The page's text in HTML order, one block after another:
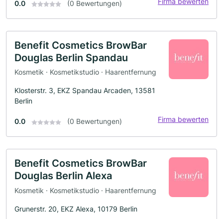
0.0 (0 Bewertungen)
Benefit Cosmetics BrowBar
Douglas Berlin Spandau
Kosmetik · Kosmetikstudio · Haarentfernung
Klosterstr. 3, EKZ Spandau Arcaden, 13581
Berlin
0.0 (0 Bewertungen) Firma bewerten
Benefit Cosmetics BrowBar
Douglas Berlin Alexa
Kosmetik · Kosmetikstudio · Haarentfernung
Grunerstr. 20, EKZ Alexa, 10179 Berlin